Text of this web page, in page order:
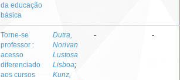
da educação
básica
Torne-se
professor :
acesso
diferenciado
aos cursos
Dutra,
Norivan
Lustosa
Lisboa;
Kunz,
- -